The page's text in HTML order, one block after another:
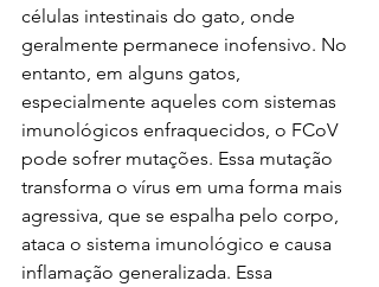
células intestinais do gato, onde
geralmente permanece inofensivo. No
entanto, em alguns gatos,
especialmente aqueles com sistemas
imunológicos enfraquecidos, o FCoV
pode sofrer mutações. Essa mutação
transforma o vírus em uma forma mais
agressiva, que se espalha pelo corpo,
ataca o sistema imunológico e causa
inflamação generalizada. Essa